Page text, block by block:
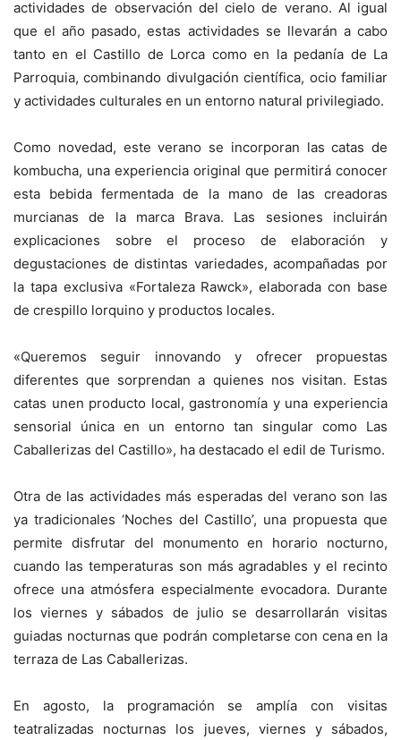
actividades de observación del cielo de verano. Al igual
que el año pasado, estas actividades se llevarán a cabo
tanto en el Castillo de Lorca como en la pedanía de La
Parroquia, combinando divulgación científica, ocio familiar
y actividades culturales en un entorno natural privilegiado.
Como novedad, este verano se incorporan las catas de
kombucha, una experiencia original que permitirá conocer
esta bebida fermentada de la mano de las creadoras
murcianas de la marca Brava. Las sesiones incluirán
explicaciones sobre el proceso de elaboración y
degustaciones de distintas variedades, acompañadas por
la tapa exclusiva «Fortaleza Rawck», elaborada con base
de crespillo lorquino y productos locales.
«Queremos seguir innovando y ofrecer propuestas
diferentes que sorprendan a quienes nos visitan. Estas
catas unen producto local, gastronomía y una experiencia
sensorial única en un entorno tan singular como Las
Caballerizas del Castillo», ha destacado el edil de Turismo.
Otra de las actividades más esperadas del verano son las
ya tradicionales ‘Noches del Castillo’, una propuesta que
permite disfrutar del monumento en horario nocturno,
cuando las temperaturas son más agradables y el recinto
ofrece una atmósfera especialmente evocadora. Durante
los viernes y sábados de julio se desarrollarán visitas
guiadas nocturnas que podrán completarse con cena en la
terraza de Las Caballerizas.
En agosto, la programación se amplía con visitas
teatralizadas nocturnas los jueves, viernes y sábados,